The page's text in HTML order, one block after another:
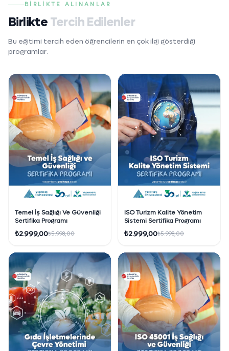
BIRLIKTE ALINANLAR
BirlikteTercih Edilenler
Bu eğitimi tercih eden öğrencilerin en çok ilgi gösterdiği
programlar.
Temel İş Sağlığı Ve Güvenliği
Sertifika Programı
₺2.999,00₺5.998,00
ISO Turizm Kalite Yönetim
Sistemi Sertifika Programı
₺2.999,00₺5.998,00